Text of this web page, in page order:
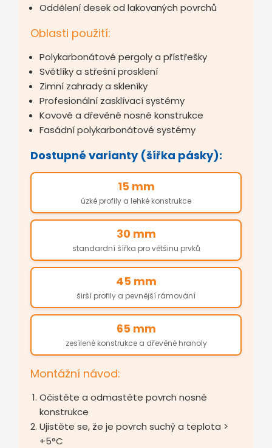
Oddělení desek od lakovaných povrchů
Oblasti použití:
Polykarbonátové pergoly a přístřešky
Světlíky a střešní prosklení
Zimní zahrady a skleníky
Profesionální zasklívací systémy
Kovové a dřevěné nosné konstrukce
Fasádní polykarbonátové systémy
Dostupné varianty (šířka pásky):
15 mm
úzké profily a lehké konstrukce
30 mm
standardní šířka pro většinu prvků
45 mm
širší profily a pevnější rámování
65 mm
zesílené konstrukce a dřevěné hranoly
Montážní návod:
Očistěte a odmastěte povrch nosné
konstrukce
Ujistěte se, že je povrch suchý a teplota >
+5°C